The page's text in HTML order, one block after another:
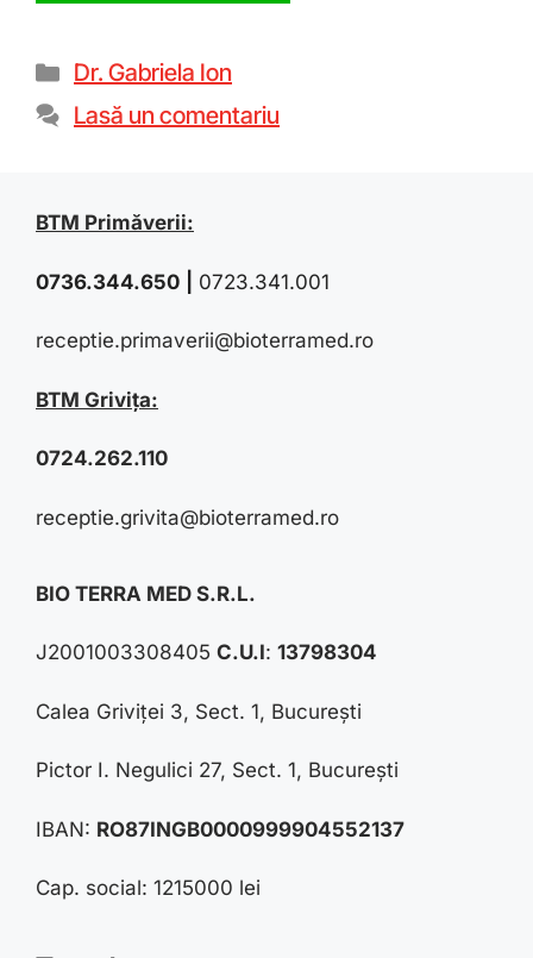
Dr. Gabriela Ion
Lasă un comentariu
BTM Primăverii:
0736.344.650 0723.341.001
receptie.primaverii@bioterramed.ro
BTM Grivița:
0724.262.110
receptie.grivita@bioterramed.ro
BIO TERRA MED S.R.L.
J2001003308405 C.U.I: 13798304
Calea Griviței 3, Sect. 1, București
Pictor I. Negulici 27, Sect. 1, București
IBAN: RO87INGB0000999904552137
Cap. social: 1215000 lei